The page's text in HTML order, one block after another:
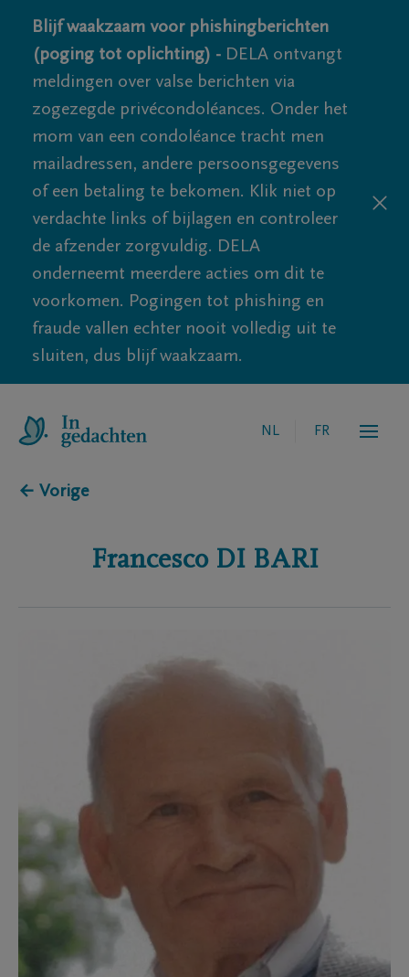
Blijf waakzaam voor phishingberichten
(poging tot oplichting) - DELA ontvangt
meldingen over valse berichten via
zogezegde privécondoléances. Onder het
mom van een condoléance tracht men
mailadressen, andere persoonsgegevens
of een betaling te bekomen. Klik niet op
verdachte links of bijlagen en controleer
de afzender zorgvuldig. DELA
onderneemt meerdere acties om dit te
voorkomen. Pogingen tot phishing en
fraude vallen echter nooit volledig uit te
sluiten, dus blijf waakzaam.
NL FR
← Vorige
Francesco DI BARI